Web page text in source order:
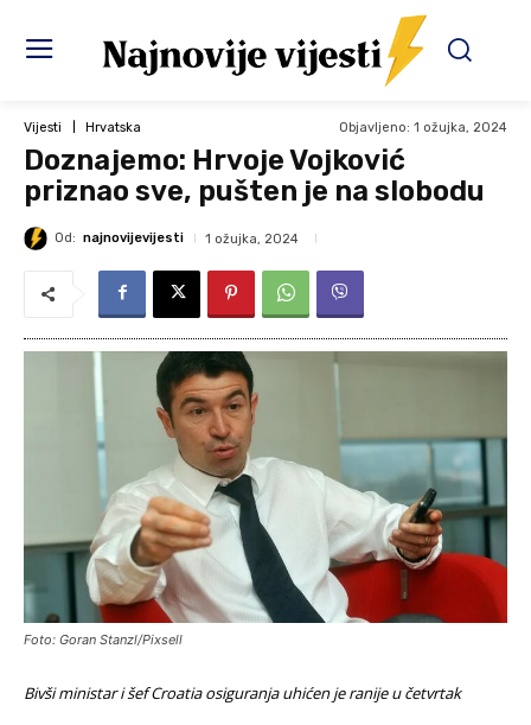
Vijesti Hrvatska Objavljeno: 1 ožujka, 2024
Doznajemo: Hrvoje Vojković
priznao sve, pušten je na slobodu
Od: najnovijevijesti 1 ožujka, 2024
Foto: Goran Stanzl/Pixsell
Bivši ministar i šef Croatia osiguranja uhićen je ranije u četvrtak